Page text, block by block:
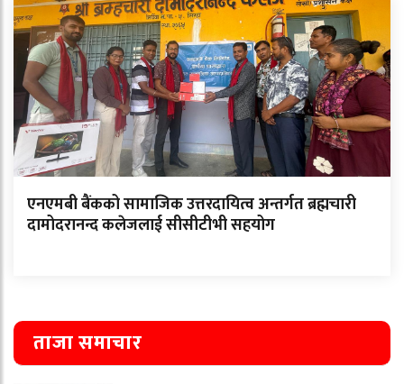
एनएमबी बैंकको सामाजिक उत्तरदायित्व अन्तर्गत ब्रह्मचारी
दामोदरानन्द कलेजलाई सीसीटीभी सहयोग
ताजा समाचार